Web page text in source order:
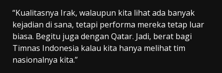
“Kualitasnya Irak, walaupun kita lihat ada banyak
kejadian di sana, tetapi performa mereka tetap luar
biasa. Begitu juga dengan Qatar. Jadi, berat bagi
Timnas Indonesia kalau kita hanya melihat tim
nasionalnya kita.”